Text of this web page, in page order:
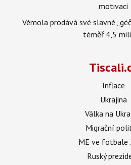
motivaci
Vémola prodává své slavné
téměř 4,5
Inflace
Ukrajina
Válka na
Migrační
ME ve fotbale
Ruský